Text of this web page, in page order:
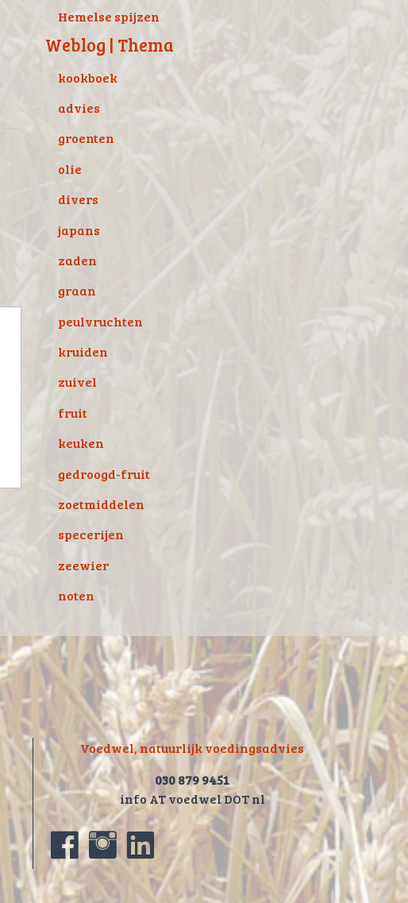
Hemelse spijzen
Weblog | Thema
kookboek
advies
groenten
olie
divers
japans
zaden
graan
peulvruchten
kruiden
zuivel
fruit
keuken
gedroogd-fruit
zoetmiddelen
specerijen
zeewier
noten
Voedwel, natuurlijk voedingsadvies
030 879 9451
info AT voedwel DOT nl